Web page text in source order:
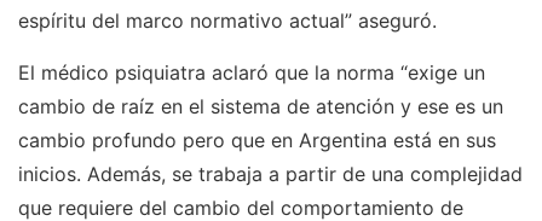
espíritu del marco normativo actual” aseguró.
El médico psiquiatra aclaró que la norma “exige un
cambio de raíz en el sistema de atención y ese es un
cambio profundo pero que en Argentina está en sus
inicios. Además, se trabaja a partir de una complejidad
que requiere del cambio del comportamiento de